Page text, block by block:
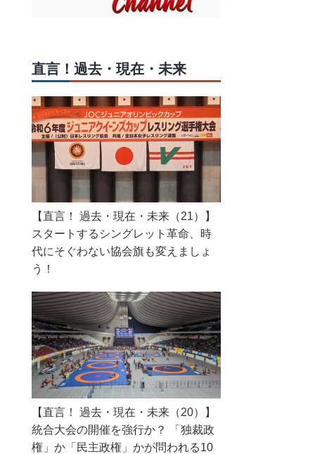
直言！過去・現在・未来
【直言！ 過去・現在・未来（21）】
スタートするシングレット革命、時
代にそぐわない協会旗も変えましょ
う！
【直言！ 過去・現在・未来（20）】
統合大会の開催を強行か？ 「独裁政
権」か「民主政権」かが問われる10